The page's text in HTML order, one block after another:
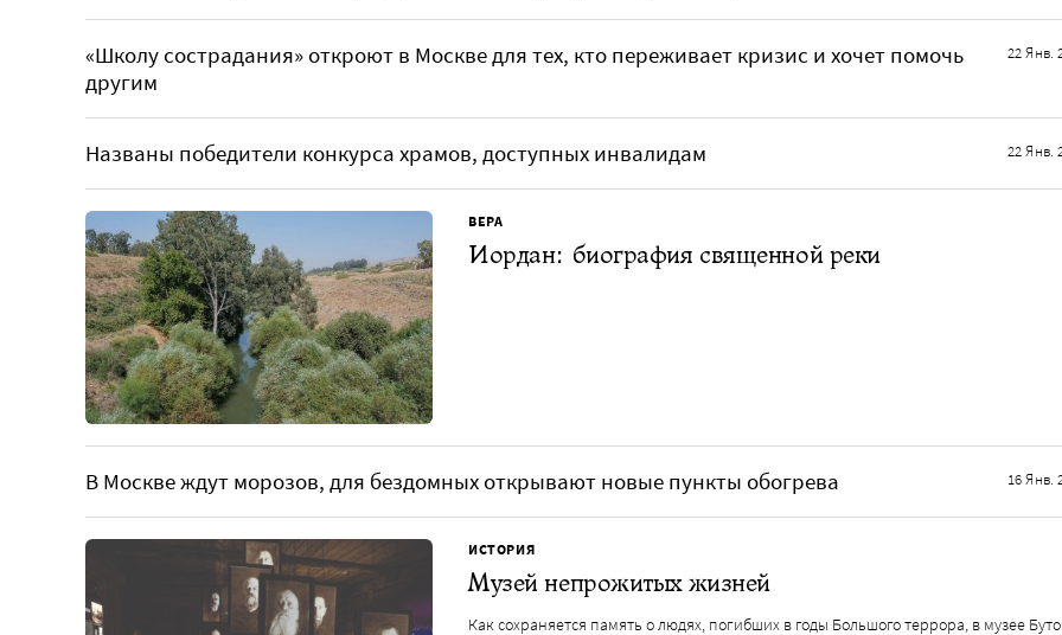
«Школу сострадания» откроют в Москве для тех, кто переживает кризис и хочет помочь
другим
22 Янв.
Названы победители конкурса храмов, доступных инвалидам 22 Янв.
ВЕРА
Иордан: биография священной реки
В Москве ждут морозов, для бездомных открывают новые пункты обогрева 16 Янв.
ИСТОРИЯ
Музей непрожитых жизней
Как сохраняется память о людях, погибших в годы Большого террора, в музее